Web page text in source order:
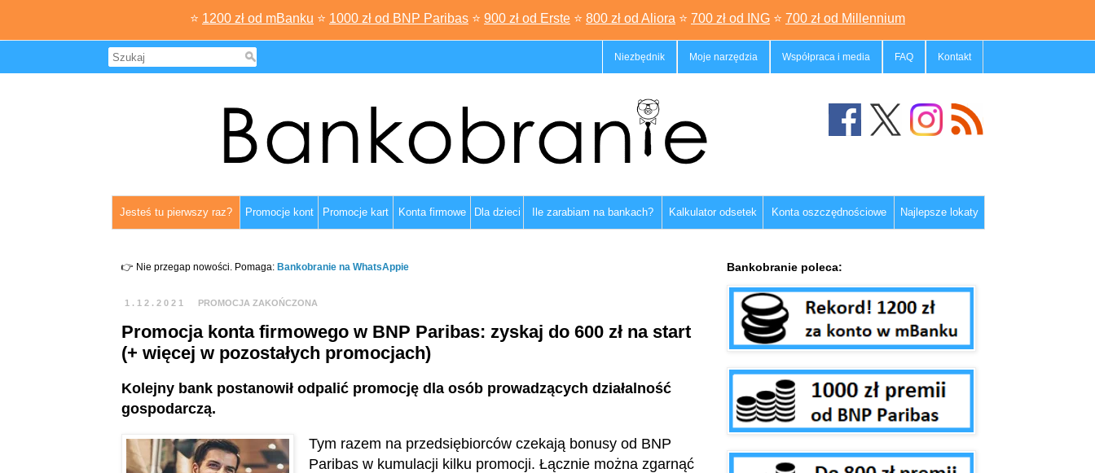
⭐ 1200 zł od mBanku ⭐ 1000 zł od BNP Paribas ⭐ 900 zł od Erste ⭐ 800 zł od Aliora ⭐ 700 zł od ING ⭐ 700 zł od Millennium
Niezbędnik Moje narzędzia Współpraca i media FAQ Kontakt
Jesteś tu pierwszy raz? Promocje kont Promocje kart Konta firmowe Dla dzieci Ile zarabiam na bankach? Kalkulator odsetek Konta oszczędnościowe Najlepsze lokaty
👉 Nie przegap nowości. Pomaga: Bankobranie na WhatsAppie
1.12.2021 PROMOCJA ZAKOŃCZONA
Promocja konta firmowego w BNP Paribas: zyskaj do 600 zł na start
(+ więcej w pozostałych promocjach)
Kolejny bank postanowił odpalić promocję dla osób prowadzących działalność
gospodarczą.
Tym razem na przedsiębiorców czekają bonusy od BNP
Paribas w kumulacji kilku promocji. Łącznie można zgarnąć
Bankobranie poleca: